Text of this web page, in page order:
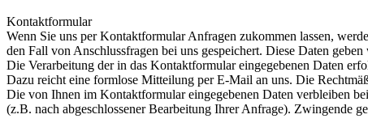
Kontaktformular
Wenn Sie uns per Kontaktformular Anfragen zukommen lassen,
den Fall von Anschlussfragen bei uns gespeichert. Diese Daten
Die Verarbeitung der in das Kontaktformular eingegebenen Daten
Dazu reicht eine formlose Mitteilung per E-Mail an uns. Die
Die von Ihnen im Kontaktformular eingegebenen Daten verbleiben
(z.B. nach abgeschlossener Bearbeitung Ihrer Anfrage). Zwingende